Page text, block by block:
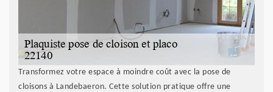
Transformez votre espace à moindre coût avec la pose de
cloisons à Landebaeron. Cette solution pratique offre une